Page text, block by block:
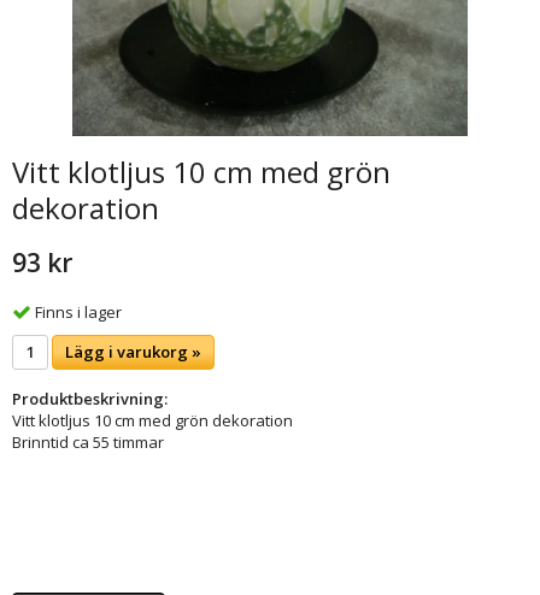
Vitt klotljus 10 cm med grön
dekoration
93 kr
Finns i lager
Lägg i varukorg »
Produktbeskrivning:
Vitt klotljus 10 cm med grön dekoration
Brinntid ca 55 timmar